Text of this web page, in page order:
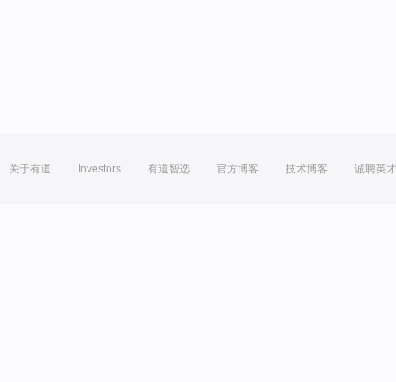
关于有道 Investors 有道智选 官方博客 技术博客 诚聘英才